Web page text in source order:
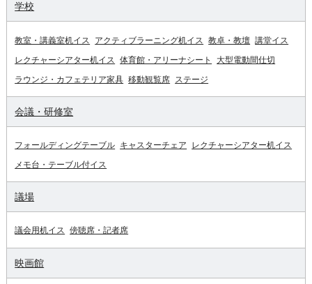
学校
教室・講義室机イス アクティブラーニング机イス 教卓・教壇 講堂イス
レクチャーシアター机イス
体育館・アリーナシート
大型電動間仕切
ラウンジ・カフェテリア家具 移動観覧席 ステージ
会議・研修室
フォールディングテーブル キャスターチェア
レクチャーシアター机イス
メモ台・テーブル付イス
議場
議会用机イス 傍聴席・記者席
映画館